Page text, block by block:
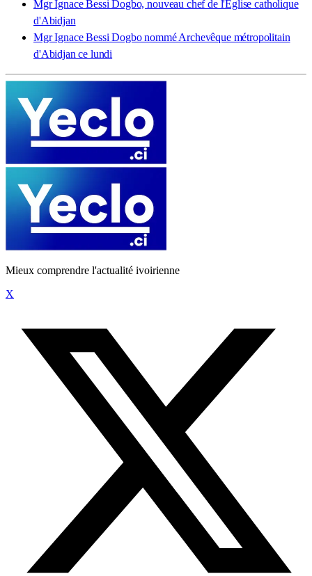
Mgr Ignace Bessi Dogbo, nouveau chef de l'Eglise catholique
d'Abidjan
Mgr Ignace Bessi Dogbo nommé Archevêque métropolitain
d'Abidjan ce lundi
Mieux comprendre l'actualité ivoirienne
X